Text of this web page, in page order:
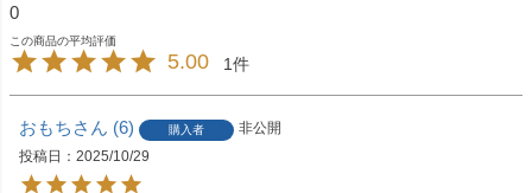
0
5.00 1
おもち 6 購入者
非公開
投稿日
2025/10/29